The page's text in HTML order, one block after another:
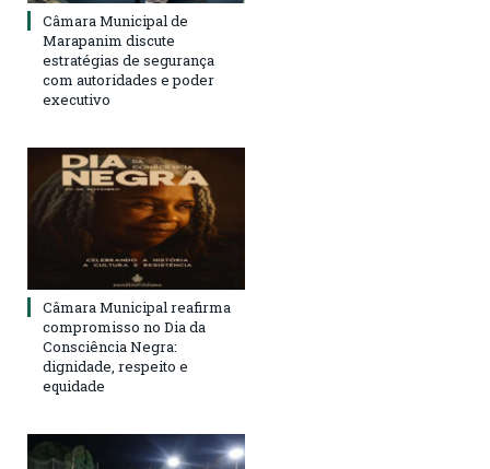
Câmara Municipal de
Marapanim discute
estratégias de segurança
com autoridades e poder
executivo
Câmara Municipal reafirma
compromisso no Dia da
Consciência Negra:
dignidade, respeito e
equidade